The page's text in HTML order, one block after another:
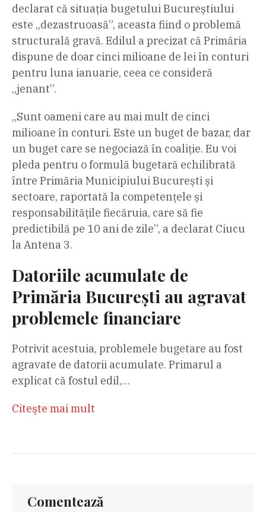
declarat că situația bugetului Bucureștiului
este „dezastruoasă”, aceasta fiind o problemă
structurală gravă. Edilul a precizat că Primăria
dispune de doar cinci milioane de lei în conturi
pentru luna ianuarie, ceea ce consideră
„jenant”.
„Sunt oameni care au mai mult de cinci
milioane în conturi. Este un buget de bazar, dar
un buget care se negociază în coaliție. Eu voi
pleda pentru o formulă bugetară echilibrată
între Primăria Municipiului București și
sectoare, raportată la competențele și
responsabilitățile fiecăruia, care să fie
predictibilă pe 10 ani de zile”, a declarat Ciucu
la Antena 3.
Datoriile acumulate de
Primăria București au agravat
problemele financiare
Potrivit acestuia, problemele bugetare au fost
agravate de datorii acumulate. Primarul a
explicat că fostul edil,…
Citeşte mai mult
Comentează